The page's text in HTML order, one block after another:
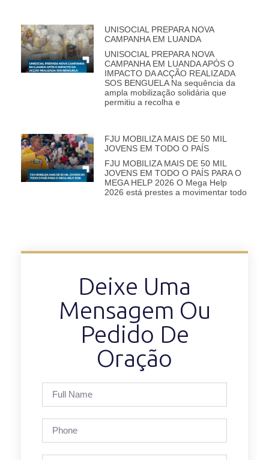
UNISOCIAL PREPARA NOVA
CAMPANHA EM LUANDA
UNISOCIAL PREPARA NOVA
CAMPANHA EM LUANDA APÓS O
IMPACTO DA ACÇÃO REALIZADA
SOS BENGUELA Na sequência da
ampla mobilização solidária que
permitiu a recolha e
FJU MOBILIZA MAIS DE 50 MIL
JOVENS EM TODO O PAÍS
FJU MOBILIZA MAIS DE 50 MIL
JOVENS EM TODO O PAÍS PARA O
MEGA HELP 2026 O Mega Help
2026 está prestes a movimentar todo
Deixe Uma
Mensagem Ou
Pedido De
Oração